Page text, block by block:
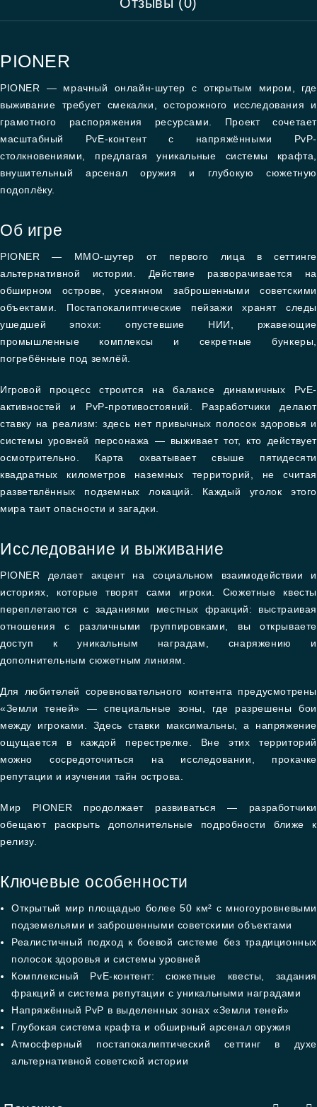
PIONER
PIONER — мрачный онлайн-шутер с открытым миром, где
выживание требует смекалки, осторожного исследования и
грамотного распоряжения ресурсами. Проект сочетает
масштабный PvE-контент с напряжёнными PvP-
столкновениями, предлагая уникальные системы крафта,
внушительный арсенал оружия и глубокую сюжетную
подоплёку.
Об игре
PIONER — MMO-шутер от первого лица в сеттинге
альтернативной истории. Действие разворачивается на
обширном острове, усеянном заброшенными советскими
объектами. Постапокалиптические пейзажи хранят следы
ушедшей эпохи: опустевшие НИИ, ржавеющие
промышленные комплексы и секретные бункеры,
погребённые под землёй.
Игровой процесс строится на балансе динамичных PvE-
активностей и PvP-противостояний. Разработчики делают
ставку на реализм: здесь нет привычных полосок здоровья и
системы уровней персонажа — выживает тот, кто действует
осмотрительно. Карта охватывает свыше пятидесяти
квадратных километров наземных территорий, не считая
разветвлённых подземных локаций. Каждый уголок этого
мира таит опасности и загадки.
Исследование и выживание
PIONER делает акцент на социальном взаимодействии и
историях, которые творят сами игроки. Сюжетные квесты
переплетаются с заданиями местных фракций: выстраивая
отношения с различными группировками, вы открываете
доступ к уникальным наградам, снаряжению и
дополнительным сюжетным линиям.
Для любителей соревновательного контента предусмотрены
«Земли теней» — специальные зоны, где разрешены бои
между игроками. Здесь ставки максимальны, а напряжение
ощущается в каждой перестрелке. Вне этих территорий
можно сосредоточиться на исследовании, прокачке
репутации и изучении тайн острова.
Мир PIONER продолжает развиваться — разработчики
обещают раскрыть дополнительные подробности ближе к
релизу.
Ключевые особенности
Открытый мир площадью более 50 км² с многоуровневыми
подземельями и заброшенными советскими объектами
Реалистичный подход к боевой системе без традиционных
полосок здоровья и системы уровней
Комплексный PvE-контент: сюжетные квесты, задания
фракций и система репутации с уникальными наградами
Напряжённый PvP в выделенных зонах «Земли теней»
Глубокая система крафта и обширный арсенал оружия
Атмосферный постапокалиптический сеттинг в духе
альтернативной советской истории